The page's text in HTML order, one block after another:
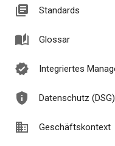
library_books Standards
auto_stories Glossar
verified
privacy_tip Datenschutz (DSG)
business Geschäftskontext